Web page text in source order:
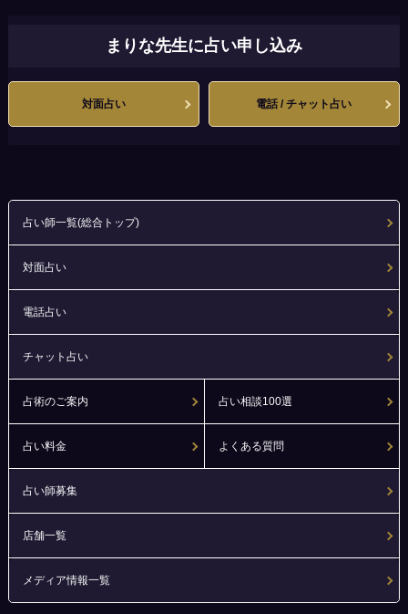
まりな先生に占い申し込み
対面占い 電話 / チャット占い
占い師一覧(総合トップ)
対面占い
電話占い
チャット占い
占術のご案内 占い相談100選
占い料金 よくある質問
占い師募集
店舗一覧
メディア情報一覧